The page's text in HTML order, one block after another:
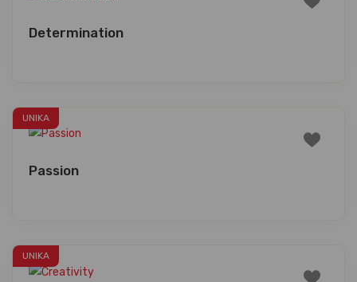
Determination
UNIKA
Passion
UNIKA